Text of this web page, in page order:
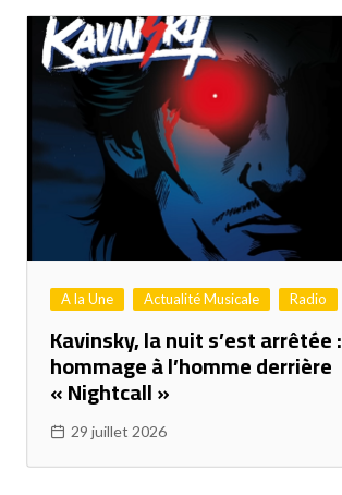
A la Une Actualité Musicale Radio
Kavinsky, la nuit s’est arrêtée :
hommage à l’homme derrière
« Nightcall »
29 juillet 2026